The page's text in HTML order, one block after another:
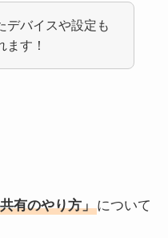
デバイスや設定も
ます！
有のやり方」について